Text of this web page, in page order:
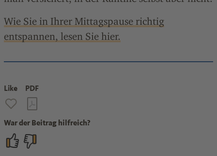
Wie Sie in Ihrer Mittagspause richtig
entspannen, lesen Sie hier.
Like PDF
War der Beitrag hilfreich?